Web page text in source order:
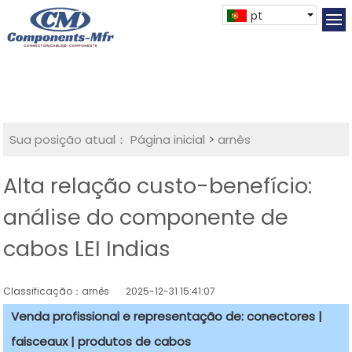
pt
Sua posição atual： Página inicial >arnês
Alta relação custo-benefício:
análise do componente de
cabos LEI Indias
Classificação：arnês 2025-12-31 15:41:07
Venda profissional e representação de: conectores |
faisceaux | produtos de cabos